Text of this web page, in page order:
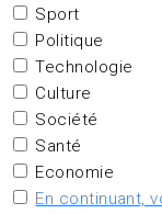
Sport
Politique
Technologie
Culture
Société
Santé
Economie
En continuant,